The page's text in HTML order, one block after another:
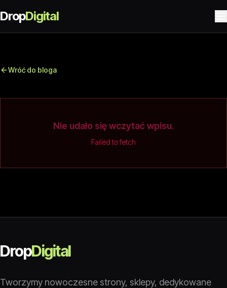
DropDigital
Wróć do bloga
Nie udało się wczytać wpisu.
Failed to fetch
DropDigital
Tworzymy nowoczesne strony, sklepy, dedykowane